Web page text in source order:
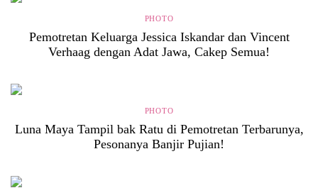
PHOTO
Pemotretan Keluarga Jessica Iskandar dan Vincent
Verhaag dengan Adat Jawa, Cakep Semua!
PHOTO
Luna Maya Tampil bak Ratu di Pemotretan Terbarunya,
Pesonanya Banjir Pujian!